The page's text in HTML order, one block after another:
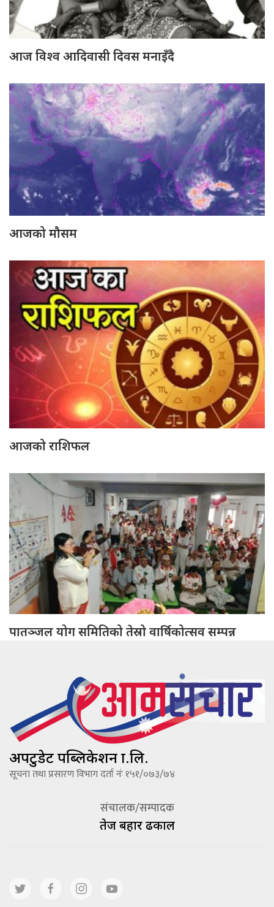
आज विश्व आदिवासी दिवस मनाइँदै
आजको मौसम
आजको राशिफल
पातञ्जल योग समितिको तेस्रो वार्षिकोत्सव सम्पन्न
अपटुडेट पब्लिकेशन प्रा.लि.
सूचना तथा प्रसारण विभाग दर्ता नंः १५१/०७३/७४
संचालक/सम्पादक
तेज बहादूर ढकाल